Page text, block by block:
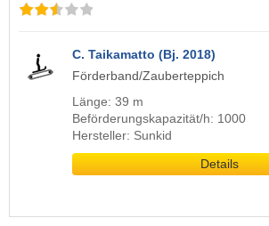
C. Taikamatto (Bj. 2018)
Förderband/Zauberteppich
Länge: 39 m
Beförderungskapazität/h: 1000
Hersteller: Sunkid
Details